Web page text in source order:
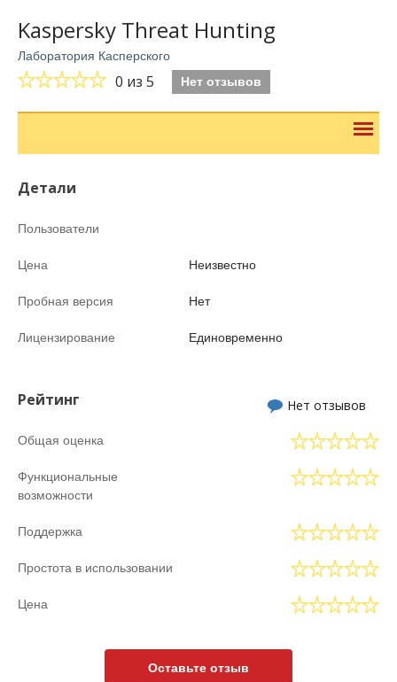
Kaspersky Threat Hunting
Лаборатория Касперского
0 из 5 Нет отзывов
Детали
Пользователи
Цена Неизвестно
Пробная версия Нет
Лицензирование Единовременно
Рейтинг Нет отзывов
Общая оценка
Функциональные
возможности
Поддержка
Простота в использовании
Цена
Оставьте отзыв